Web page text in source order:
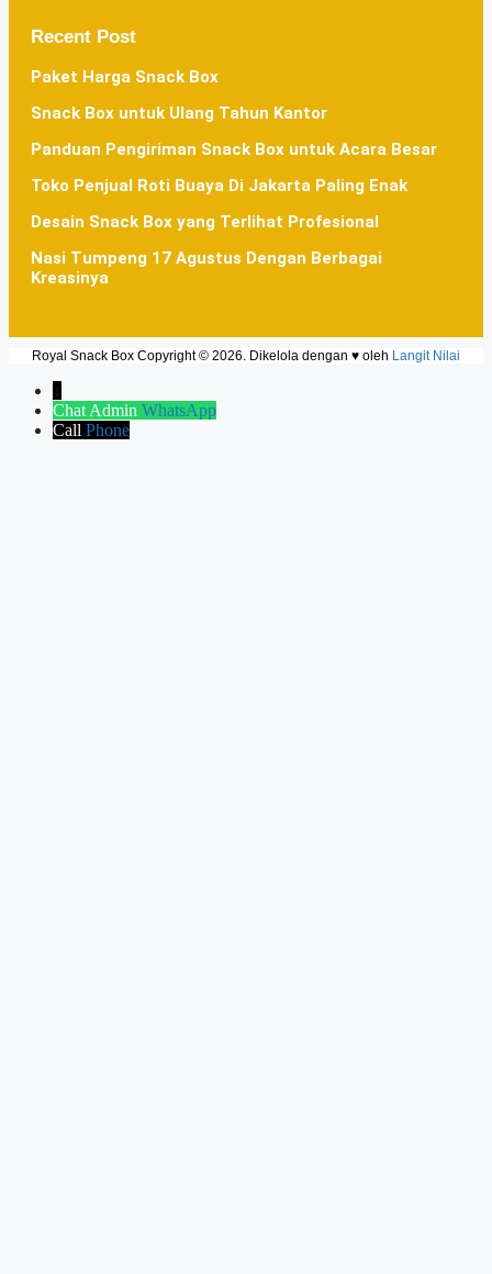
Recent Post
Paket Harga Snack Box
Snack Box untuk Ulang Tahun Kantor
Panduan Pengiriman Snack Box untuk Acara Besar
Toko Penjual Roti Buaya Di Jakarta Paling Enak
Desain Snack Box yang Terlihat Profesional
Nasi Tumpeng 17 Agustus Dengan Berbagai
Kreasinya
Royal Snack Box Copyright © 2026. Dikelola dengan ♥ oleh Langit Nilai
↓
Chat Admin WhatsApp
Call Phone